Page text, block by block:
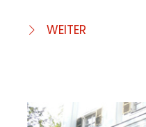
WEITER